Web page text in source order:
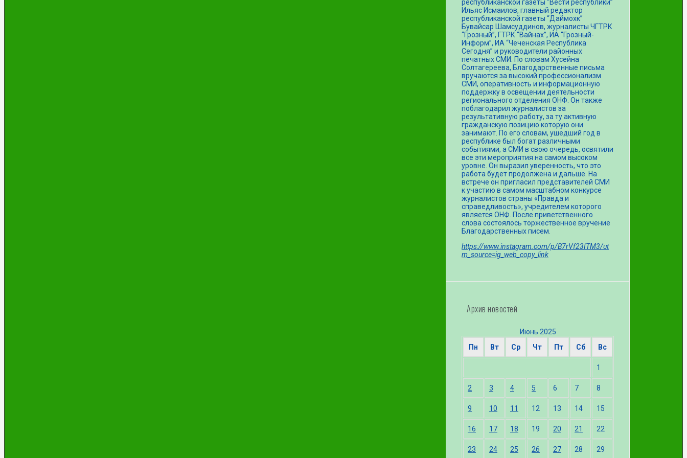
республиканской газеты “Вести республики”
Ильяс Исмаилов, главный редактор
республиканской газеты “Даймохк”
Бувайсар Шамсуддинов, журналисты ЧГТРК
“Грозный”, ГТРК “Вайнах”, ИА “Грозный-
Информ”, ИА “Чеченская Республика
Сегодня” и руководители районных
печатных СМИ. По словам Хусейна
Солтагереева, Благодарственные письма
вручаются за высокий профессионализм
СМИ, оперативность и информационную
поддержку в освещении деятельности
регионального отделения ОНФ. Он также
поблагодарил журналистов за
результативную работу, за ту активную
гражданскую позицию которую они
занимают. По его словам, ушедший год в
республике был богат различными
событиями, а СМИ в свою очередь, освятили
все эти мероприятия на самом высоком
уровне. Он выразил уверенность, что это
работа будет продолжена и дальше. На
встрече он пригласил представителей СМИ
к участию в самом масштабном конкурсе
журналистов страны «Правда и
справедливость», учредителем которого
является ОНФ. После приветственного
слова состоялось торжественное вручение
Благодарственных писем.
https://www.instagram.com/p/B7rVf23ITM3/ut
m_source=ig_web_copy_link
Архив новостей
Июнь 2025
Пн
Вт Ср Чт Пт Сб Вс
1
2 3 4 5 6 7 8
9 10 11 12 13 14 15
16 17 18 19 20 21 22
23 24 25 26 27 28 29